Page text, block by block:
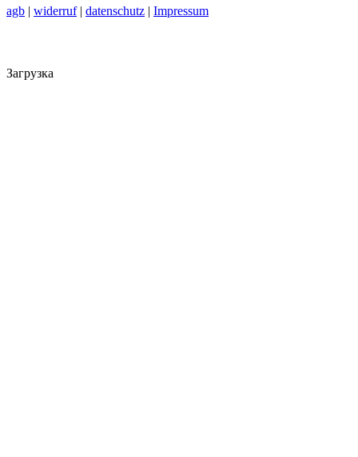
agb | widerruf| datenschutz | Impressum
Загрузка